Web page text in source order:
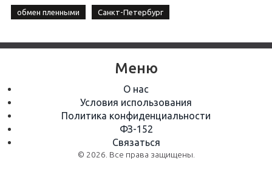
обмен пленными Санкт-Петербург
Меню
О нас
Условия использования
Политика конфиденциальности
ФЗ-152
Связаться
© 2026. Все права защищены.